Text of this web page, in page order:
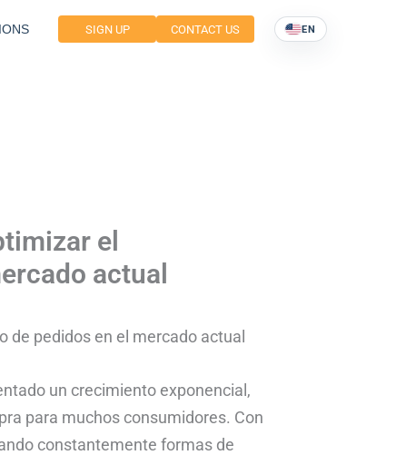
SIGN UP CONTACT US EN
el
actual
pedidos en el mercado actual
un crecimiento exponencial,
para muchos consumidores. Con
constantemente formas de